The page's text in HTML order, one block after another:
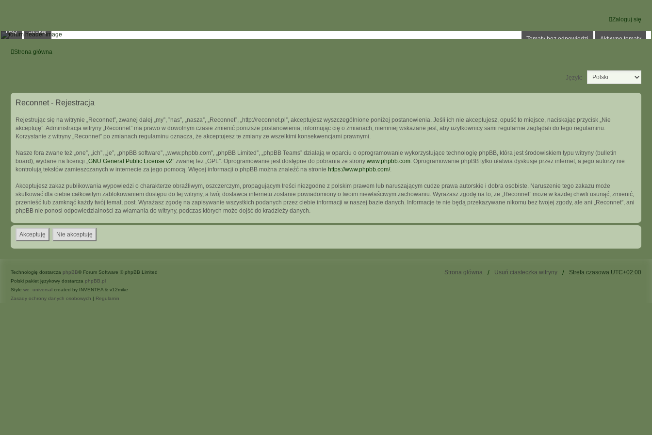
Zaloguj się
Tematy bez odpowiedzi Aktywne tematy
FAQ Szukaj
Strona główna
Język:
Reconnet - Rejestracja
Rejestrując się na witrynie „Reconnet”, zwanej dalej „my”, ”nas”, „nasza”, „Reconnet”, „http://reconnet.pl”, akceptujesz wyszczególnione poniżej postanowienia. Jeśli ich nie akceptujesz, opuść to miejsce, naciskając przycisk „Nie
akceptuję”. Administracja witryny „Reconnet” ma prawo w dowolnym czasie zmienić poniższe postanowienia, informując cię o zmianach, niemniej wskazane jest, aby użytkownicy sami regularnie zaglądali do tego regulaminu.
Korzystanie z witryny „Reconnet” po zmianach regulaminu oznacza, że akceptujesz te zmiany ze wszelkimi konsekwencjami prawnymi.
Nasze fora zwane też „one”, „ich”, „je”, „phpBB software”, „www.phpbb.com”, „phpBB Limited”, „phpBB Teams” działają w oparciu o oprogramowanie wykorzystujące technologię phpBB, która jest środowiskiem typu witryny (bulletin
board), wydane na licencji „GNU General Public License v2” zwanej też „GPL”. Oprogramowanie jest dostępne do pobrania ze strony www.phpbb.com. Oprogramowanie phpBB tylko ułatwia dyskusje przez internet, a jego autorzy nie
kontrolują tekstów zamieszczanych w internecie za jego pomocą. Więcej informacji o phpBB można znaleźć na stronie https://www.phpbb.com/.
Akceptujesz zakaz publikowania wypowiedzi o charakterze obraźliwym, oszczerczym, propagującym treści niezgodne z polskim prawem lub naruszającym cudze prawa autorskie i dobra osobiste. Naruszenie tego zakazu może
skutkować dla ciebie całkowitym zablokowaniem dostępu do tej witryny, a twój dostawca internetu zostanie powiadomiony o twoim niewłaściwym zachowaniu. Wyrażasz zgodę na to, że „Reconnet” może w każdej chwili usunąć, zmienić,
przenieść lub zamknąć każdy twój temat, post. Wyrażasz zgodę na zapisywanie wszystkich podanych przez ciebie informacji w naszej bazie danych. Informacje te nie będą przekazywane nikomu bez twojej zgody, ale ani „Reconnet”, ani
phpBB nie ponosi odpowiedzialności za włamania do witryny, podczas których może dojść do kradzieży danych.
Strona główna Usuń ciasteczka witryny Strefa czasowa UTC+02:00
Technologię dostarcza phpBB® Forum Software © phpBB Limited
Polski pakiet językowy dostarcza phpBB.pl
Style we_universal created by INVENTEA & v12mike
Zasady ochrony danych osobowych | Regulamin